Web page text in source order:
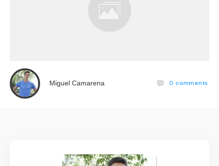
Miguel Camarena 0 comments